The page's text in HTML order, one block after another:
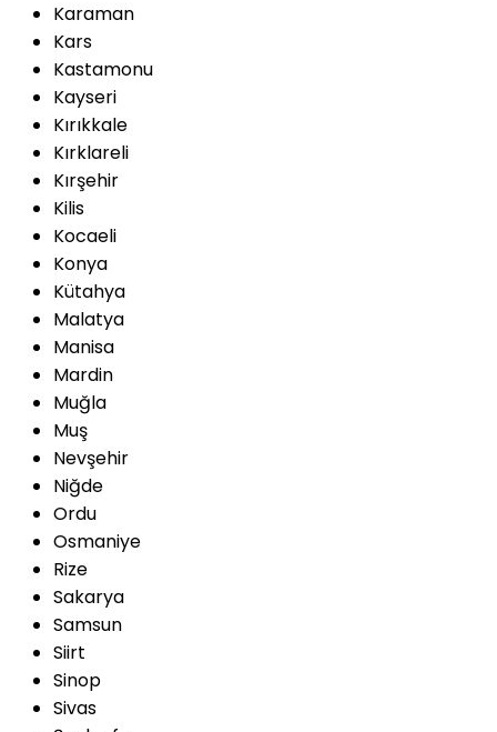
Karaman
Kars
Kastamonu
Kayseri
Kırıkkale
Kırklareli
Kırşehir
Kilis
Kocaeli
Konya
Kütahya
Malatya
Manisa
Mardin
Muğla
Muş
Nevşehir
Niğde
Ordu
Osmaniye
Rize
Sakarya
Samsun
Siirt
Sinop
Sivas